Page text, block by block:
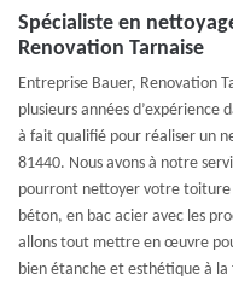
Spécialiste en
Renovation Tarnaise
Entreprise Bauer, Renovation
plusieurs années
à fait qualifié pour réaliser un
81440. Nous avons à notre
pourront nettoyer votre toiture
béton, en bac acier avec les
allons tout mettre en œuvre
bien étanche et esthétique à la